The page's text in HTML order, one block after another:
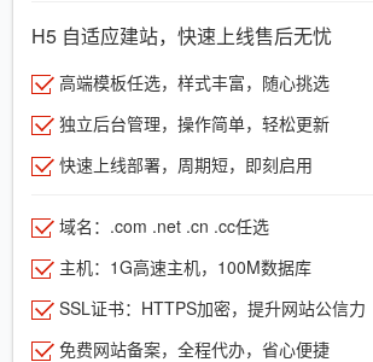
H5 自适应建站，快速上线售后无忧
高端模板任选，样式丰富，随心挑选
独立后台管理，操作简单，轻松更新
快速上线部署，周期短，即刻启用
域名：.com .net .cn .cc任选
主机：1G高速主机，100M数据库
SSL证书：HTTPS加密，提升网站公信力
免费网站备案，全程代办，省心便捷